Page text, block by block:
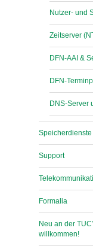
Nutzer- und
Zeitserver
DFN-AAI &
DFN-
DNS-Server
Speicherdienste
Support
Formalia
Neu an der
willkommen!